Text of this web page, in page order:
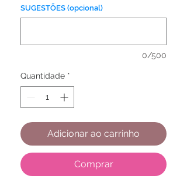
SUGESTÕES (opcional)
0/500
Quantidade *
Adicionar ao carrinho
Comprar